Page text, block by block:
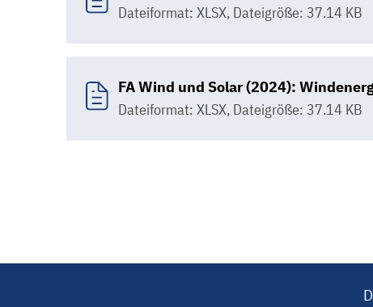
Dateiformat: XLSX, Dateigröße: 37.14 KB
FA Wind und Solar (2024):
Dateiformat: XLSX, Dateigröße: 37.14 KB